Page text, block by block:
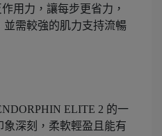
用力，讓每步更省力，
並需較強的肌力支持流暢
ELITE 2 的一
深刻，柔軟輕盈且能有